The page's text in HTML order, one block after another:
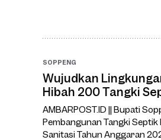
SOPPENG
Wujudkan
Hibah 200 Tangki
AMBARPOST.ID || Bupati
Pembangunan Tangki Septik
Sanitasi Tahun Anggaran